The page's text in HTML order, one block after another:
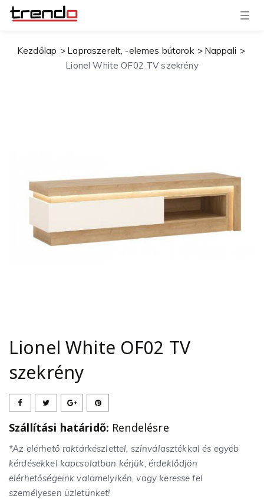
T
g
l
Kezdőlap Lapraszerelt, -elemes bútorok
Nappali
Lionel White OF02 TV szekrény
Lionel White OF02 TV
szekrény
Szállítási határidő: Rendelésre
*Az elérhető raktárkészlettel, színválasztékkal és egyéb
kérdésekkel kapcsolatban kérjük, érdeklődjön
elérhetőségeink valamelyikén, vagy keresse fel
személyesen üzletünket!